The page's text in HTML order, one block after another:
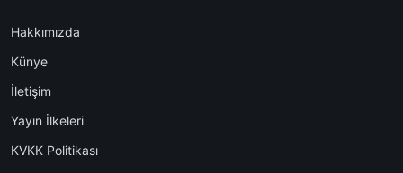
Hakkımızda
Künye
İletişim
Yayın İlkeleri
KVKK Politikası